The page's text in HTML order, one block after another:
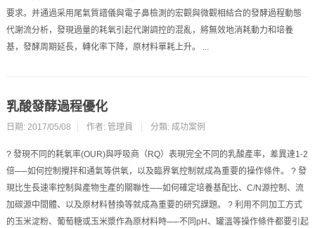
要求。并通過采用尾氣質譜儀與電子鼻檢測的宏觀與微觀相結合的發酵過程動態
代謝流分析，發現過量的耗氧引起代謝調控的混亂，將無效地消耗動力和培養
基，發酵周期延長，轉化率下降，原材料單耗上升。 ...
乳酸發酵過程優化
日期: 2017/05/08 作者: 管理員 分類: 成功案例
? 發現不同的耗氧率(OUR)與呼吸商（RQ）表現完全不同的乳酸產率，差異達1-2
倍──如何控制攪拌和通氣等供氧，以及臨界氧控制就成為重要的操作條件。 ? 發
現比生長速率控制與產物生產的關聯性──如何確定培養基配比、C/N源控制、流
加碳源中間體、以及原材料替換等就成為重要的研究課題。 ? 利用不同加工方式
的玉米淀粉、葡萄糖或玉米漿作為原材料時──不同pH、罐溫等操作條件都要引起